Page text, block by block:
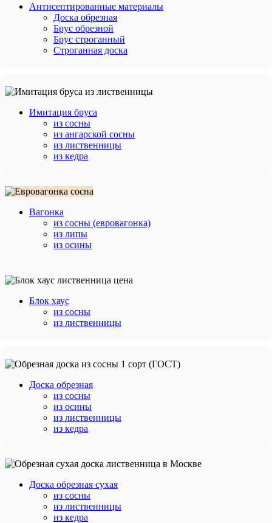
Антисептированные материалы
Доска обрезная
Брус обрезной
Брус строганный
Строганная доска
Имитация бруса
из сосны
из ангарской сосны
из лиственницы
из кедра
Вагонка
из сосны (евровагонка)
из липы
из осины
Блок хаус
из сосны
из лиственницы
Доска обрезная
из сосны
из осины
из лиственницы
из кедра
Доска обрезная сухая
из сосны
из лиственницы
из кедра